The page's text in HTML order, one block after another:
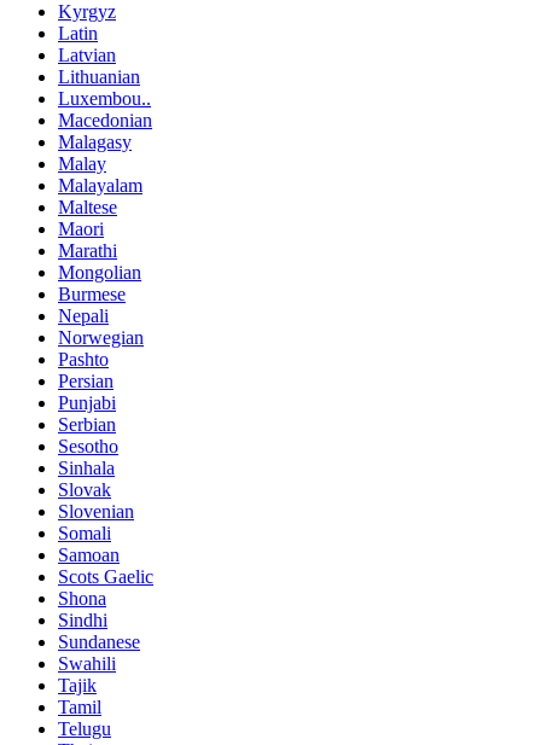
Kyrgyz
Latin
Latvian
Lithuanian
Luxembou..
Macedonian
Malagasy
Malay
Malayalam
Maltese
Maori
Marathi
Mongolian
Burmese
Nepali
Norwegian
Pashto
Persian
Punjabi
Serbian
Sesotho
Sinhala
Slovak
Slovenian
Somali
Samoan
Scots Gaelic
Shona
Sindhi
Sundanese
Swahili
Tajik
Tamil
Telugu